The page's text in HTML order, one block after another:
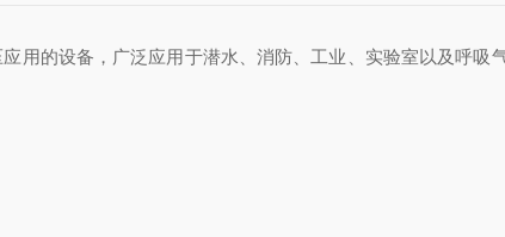
的设备，广泛应用于潜水、消防、工业、实验室以及呼吸